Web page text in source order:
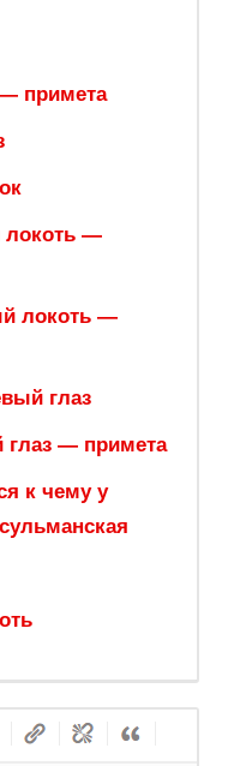
примета
локоть —
локоть —
глаз
— примета
к чему у